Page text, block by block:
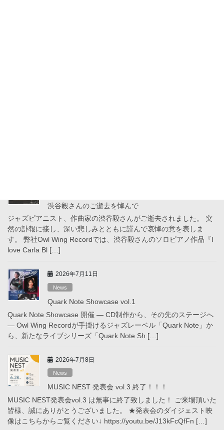
渋谷毅さんのご逝去を悼んで
ジャズピアニスト、作曲家の渋谷毅さんがご逝去されました。 突
然の訃報に接し、深い悲しみとともに謹んで哀悼の意を表しま
す。 弊社Owl Wing Recordでは、渋谷毅さんのソロピアノ作品『I
love Carla Bl […]
2026年7月11日
News
Quark Note Showcase vol.1
Quark Note Showcase 開催 ― CD制作から、その先のステージへ
― Owl Wing Recordが手掛けるジャズレーベル「Quark Note」か
ら、新たなライブシリーズ「Quark Note Sh […]
2026年7月8日
News
MUSIC NEST 発表会 vol.3 終了！！！
MUSIC NEST発表会vol.3 は無事に終了致しました！ ご来場頂いた
皆様、誠にありがとうございました。 ★発表会のダイジェスト映
像はこちらからご覧ください↓ https://youtu.be/J13kFcQfFn […]